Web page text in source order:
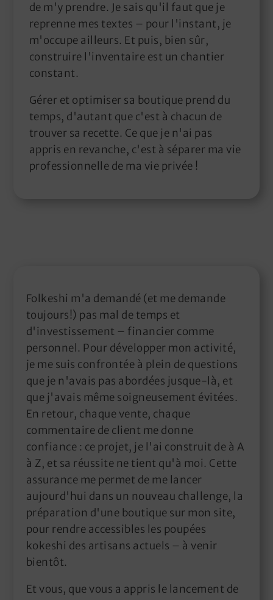
de m'y prendre. Je sais qu'il faut que je
reprenne mes textes – pour l'instant, je
m'occupe ailleurs. Et puis, bien sûr,
construire l'inventaire est un chantier
constant.
Gérer et optimiser sa boutique prend du
temps, d'autant que c'est à chacun de
trouver sa recette. Ce que je n'ai pas
appris en revanche, c'est à séparer ma vie
professionnelle de ma vie privée !
Folkeshi m'a demandé (et me demande
toujours!) pas mal de temps et
d'investissement – financier comme
personnel. Pour développer mon activité,
je me suis confrontée à plein de questions
que je n'avais pas abordées jusque-là, et
que j'avais même soigneusement évitées.
En retour, chaque vente, chaque
commentaire de client me donne
confiance : ce projet, je l'ai construit de à A
à Z, et sa réussite ne tient qu'à moi. Cette
assurance me permet de me lancer
aujourd'hui dans un nouveau challenge, la
préparation d'une boutique sur mon site,
pour rendre accessibles les poupées
kokeshi des artisans actuels – à venir
bientôt.
Et vous, que vous a appris le lancement de